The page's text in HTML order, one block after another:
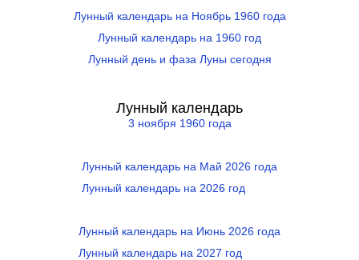
Лунный календарь на Ноябрь 1960 года
Лунный календарь на 1960 год
Лунный день и фаза Луны сегодня
Лунный календарь
3 ноября 1960 года
Лунный календарь на Май 2026 года
Лунный календарь на 2026 год
Лунный календарь на Июнь 2026 года
Лунный календарь на 2027 год